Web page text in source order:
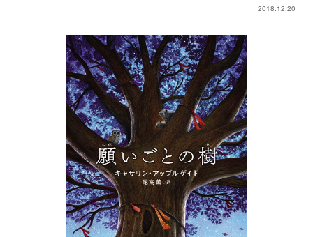
2018.12.20